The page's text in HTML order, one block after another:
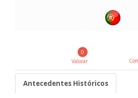
0
Valorar
Antecedentes Históricos